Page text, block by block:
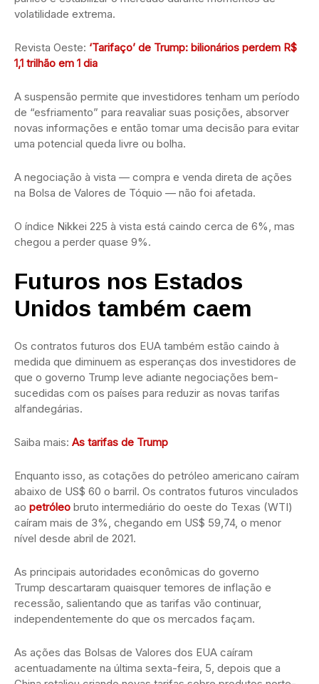
volatilidade extrema.
Revista Oeste: ‘Tarifaço’ de Trump: bilionários perdem R$
1,1 trilhão em 1 dia
A suspensão permite que investidores tenham um período
de “esfriamento” para reavaliar suas posições, absorver
novas informações e então tomar uma decisão para evitar
uma potencial queda livre ou bolha.
A negociação à vista — compra e venda direta de ações
na Bolsa de Valores de Tóquio — não foi afetada.
O índice Nikkei 225 à vista está caindo cerca de 6%, mas
chegou a perder quase 9%.
Futuros nos Estados
Unidos também caem
Os contratos futuros dos EUA também estão caindo à
medida que diminuem as esperanças dos investidores de
que o governo Trump leve adiante negociações bem-
sucedidas com os países para reduzir as novas tarifas
alfandegárias.
Saiba mais: As tarifas de Trump
Enquanto isso, as cotações do petróleo americano caíram
abaixo de US$ 60 o barril. Os contratos futuros vinculados
ao petróleo bruto intermediário do oeste do Texas (WTI)
caíram mais de 3%, chegando em US$ 59,74, o menor
nível desde abril de 2021.
As principais autoridades econômicas do governo
Trump descartaram quaisquer temores de inflação e
recessão, salientando que as tarifas vão continuar,
independentemente do que os mercados façam.
As ações das Bolsas de Valores dos EUA caíram
acentuadamente na última sexta-feira, 5, depois que a